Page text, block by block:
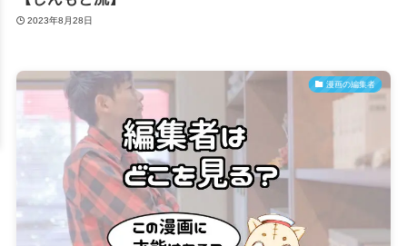
2023年8月28日
漫画の編集者